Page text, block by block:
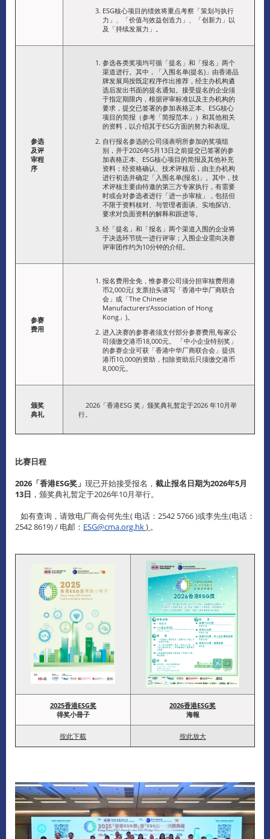
ESG核心项目的绩效将重点考察「策划与执行
力」、「价值与效益创造力」、「创新力」以
及「持续发展力」。
参选
及评
审程
序
参选各类奖项均可循「提名」和「报名」两个
渠道进行。其中，「入围名单(提名)」由香港品
牌发展局按既定程序作出推荐，经主办机构遴
选后发出书面的提名通知。接受提名的企业须
于指定期限内，根据评审标准以及主办机构的
要求，提交已签署的参加表格正本、ESG核心
项目的简报（参考「简报范本」）和其他相关
的资料，以介绍其于ESG方面的努力和表现。
自行报名参选的公司须表明所参加的奖项组
别，并于2026年5月13日之前提交已签署的参
加表格正本、ESG核心项目的简报及其他补充
资料；经资格确认、技术评核后，由主办机构
进行初选并确定「入围名单(报名)」。其中，技
术评核主要由特邀的第三方专家执行，有需要
时或会对参选者进行「进一步审核」，包括但
不限于资料核对、与管理者面谈、实地探访、
要求对负面资料的解释和跟进等。
经「提名」和「报名」两个渠道入围的企业将
于决选环节统一进行评审；入围企业需向决赛
评审团作约为10分钟的介绍。
参赛
费用
报名费用全免，惟参赛公司须分担审核费用港
币2,000元( 支票抬头请写「香港中华厂商联合
会」或「The Chinese
Manufacturers’Association of Hong
Kong」)。
进入决赛的参赛者须支付部分参赛费用,每家公
司须缴交港币18,000元。 「中小企业特别奖」
的参赛企业可获「香港中华厂商联合会」提供
港币10,000的资助，扣除资助后只须缴交港币
8,000元。
颁奖
典礼
2026「香港ESG 奖」颁奖典礼暂定于2026 年10月举
行。
比赛日程
2026「香港ESG奖」 现已开始接受报名， 截止报名日期为2026年5月
13日 ，颁奖典礼暂定于2026年10月举行。
如有查询，请致电厂商会何先生( 电话：2542 5766 )或李先生(电话：
2542 8619) / 电邮： ESG@cma.org.hk) 。
2025香港ESG奖
得奖小冊子
2026香港ESG奖
海報
按此下載 按此放大